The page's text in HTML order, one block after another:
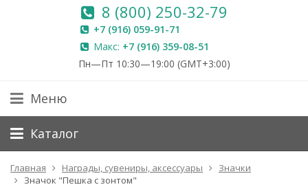
8 (800) 250-32-79
+7 (916) 059-91-71
Макс: +7 (916) 359-08-51
Пн—Пт 10:30—19:00 (GMT+3:00)
Меню
Каталог
Главная Награды, сувениры, аксессуары
Значки
Значок "Пешка с зонтом"